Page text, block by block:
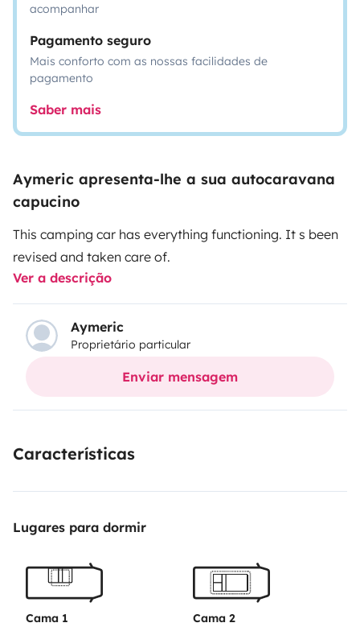
acompanhar
Pagamento seguro
Mais conforto com as nossas facilidades de
pagamento
Saber mais
Aymeric apresenta-lhe a sua autocaravana
capucino
This camping car has everything functioning. It s been
revised and taken care of.
Ver a descrição
Aymeric
Proprietário particular
Enviar mensagem
Características
Lugares para dormir
Cama 1
Cama 2